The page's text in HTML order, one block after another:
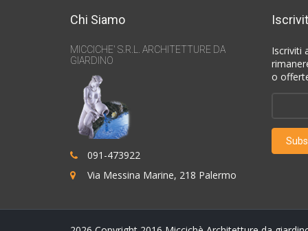
Chi Siamo
MICCICHE' S.R.L. ARCHITETTURE DA
GIARDINO
091-473922
Via Messina Marine, 218 Palermo
Iscriviti
o